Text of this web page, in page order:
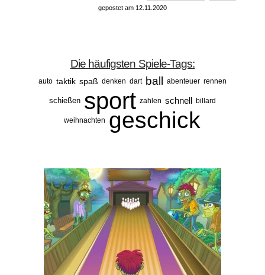
gepostet am 12.11.2020
Die häufigsten Spiele-Tags:
auto taktik spaß denken dart ball abenteuer rennen
schießen sport zahlen schnell billard
weihnachten geschick